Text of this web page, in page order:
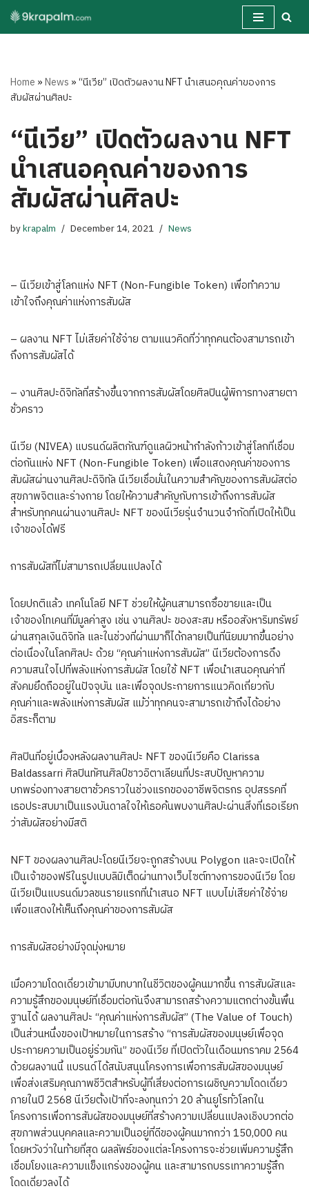
Skip
Home »News »​“นีเวีย” เปิดตัวผลงาน NFT นำเสนอคุณค่าของการ
สัมผัสผ่านศิลปะ
​“นีเวีย” เปิดตัวผลงาน NFT
นำเสนอคุณค่าของการ
สัมผัสผ่านศิลปะ
bykrapalm December 14, 2021 News
– นีเวียเข้าสู่โลกแห่ง NFT (Non-Fungible Token) เพื่อทำความ
เข้าใจถึงคุณค่าแห่งการสัมผัส
– ผลงาน NFT ไม่เสียค่าใช้จ่าย ตามแนวคิดที่ว่าทุกคนต้องสามารถเข้า
ถึงการสัมผัสได้
– งานศิลปะดิจิทัลที่สร้างขึ้นจากการสัมผัสโดยศิลปินผู้พิการทางสายตา
ชั่วคราว
นีเวีย (NIVEA) แบรนด์ผลิตภัณฑ์ดูแลผิวหน้ากำลังก้าวเข้าสู่โลกที่เชื่อม
ต่อกันแห่ง NFT (Non-Fungible Token) เพื่อแสดงคุณค่าของการ
สัมผัสผ่านงานศิลปะดิจิทัล นีเวียเชื่อมั่นในความสำคัญของการสัมผัสต่อ
สุขภาพจิตและร่างกาย โดยให้ความสำคัญกับการเข้าถึงการสัมผัส
สำหรับทุกคนผ่านงานศิลปะ NFT ของนีเวียรุ่นจำนวนจำกัดที่เปิดให้เป็น
เจ้าของได้ฟรี
การสัมผัสที่ไม่สามารถเปลี่ยนแปลงได้
โดยปกติแล้ว เทคโนโลยี NFT ช่วยให้ผู้คนสามารถซื้อขายและเป็น
เจ้าของโทเคนที่มีมูลค่าสูง เช่น งานศิลปะ ของสะสม หรืออสังหาริมทรัพย์
ผ่านสกุลเงินดิจิทัล และในช่วงที่ผ่านมาก็ได้กลายเป็นที่นิยมมากขึ้นอย่าง
ต่อเนื่องในโลกศิลปะ ด้วย “คุณค่าแห่งการสัมผัส” นีเวียต้องการดึง
ความสนใจไปที่พลังแห่งการสัมผัส โดยใช้ NFT เพื่อนำเสนอคุณค่าที่
สังคมยึดถืออยู่ในปัจจุบัน และเพื่อจุดประกายการแนวคิดเกี่ยวกับ
คุณค่าและพลังแห่งการสัมผัส แม้ว่าทุกคนจะสามารถเข้าถึงได้อย่าง
อิสระก็ตาม
ศิลปินที่อยู่เบื้องหลังผลงานศิลปะ NFT ของนีเวียคือ Clarissa
Baldassarri ศิลปินทัศนศิลป์ชาวอิตาเลียนที่ประสบปัญหาความ
บกพร่องทางสายตาชั่วคราวในช่วงแรกของอาชีพจิตรกร อุปสรรคที่
เธอประสบมาเป็นแรงบันดาลใจให้เธอค้นพบงานศิลปะผ่านสิ่งที่เธอเรียก
ว่าสัมผัสอย่างมีสติ
NFT ของผลงานศิลปะโดยนีเวียจะถูกสร้างบน Polygon และจะเปิดให้
เป็นเจ้าของฟรีในรูปแบบลิมิเต็ดผ่านทางเว็บไซต์ทางการของนีเวีย โดย
นีเวียเป็นแบรนด์มวลชนรายแรกที่นำเสนอ NFT แบบไม่เสียค่าใช้จ่าย
เพื่อแสดงให้เห็นถึงคุณค่าของการสัมผัส
การสัมผัสอย่างมีจุดมุ่งหมาย
เมื่อความโดดเดี่ยวเข้ามามีบทบาทในชีวิตของผู้คนมากขึ้น การสัมผัสและ
ความรู้สึกของมนุษย์ที่เชื่อมต่อกันจึงสามารถสร้างความแตกต่างขั้นพื้น
ฐานได้ ผลงานศิลปะ “คุณค่าแห่งการสัมผัส” (The Value of Touch)
เป็นส่วนหนึ่งของเป้าหมายในการสร้าง “การสัมผัสของมนุษย์เพื่อจุด
ประกายความเป็นอยู่ร่วมกัน” ของนีเวีย ที่เปิดตัวในเดือนมกราคม 2564
ด้วยผลงานนี้ แบรนด์ได้สนับสนุนโครงการเพื่อการสัมผัสของมนุษย์
เพื่อส่งเสริมคุณภาพชีวิตสำหรับผู้ที่เสี่ยงต่อการเผชิญความโดดเดี่ยว
ภายในปี 2568 นีเวียตั้งเป้าที่จะลงทุนกว่า 20 ล้านยูโรทั่วโลกใน
โครงการเพื่อการสัมผัสของมนุษย์ที่สร้างความเปลี่ยนแปลงเชิงบวกต่อ
สุขภาพส่วนบุคคลและความเป็นอยู่ที่ดีของผู้คนมากกว่า 150,000 คน
โดยหวังว่าในท้ายที่สุด ผลลัพธ์ของแต่ละโครงการจะช่วยเพิ่มความรู้สึก
เชื่อมโยงและความแข็งแกร่งของผู้คน และสามารถบรรเทาความรู้สึก
โดดเดี่ยวลงได้